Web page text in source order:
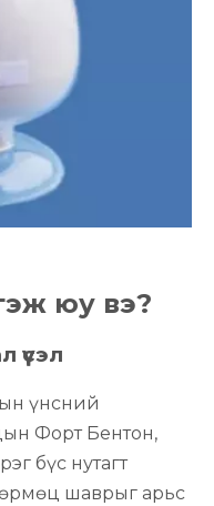
юу вэ?
үнсний
Форт Бентон,
бүс нутагт
шаврыг арьс